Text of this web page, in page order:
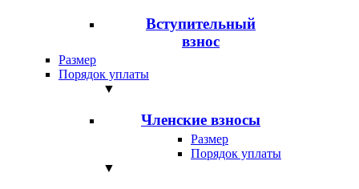
Вступительный
взнос
Размер
Порядок уплаты
▼
Членские взносы
Размер
Порядок уплаты
▼